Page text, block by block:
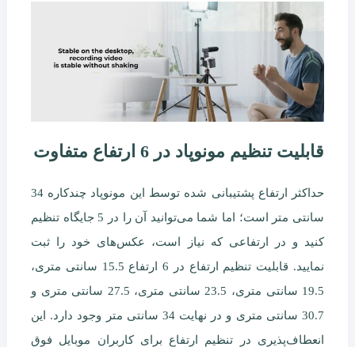
قابلیت تنظیم مونوپاد در 6 ارتفاع متفاوت
حداکثر ارتفاع پشتیبانی شده توسط این مونوپاد چندکاره 34
سانتی متر است؛ اما شما می‌توانید آن را در 5 جایگاه تنظیم
کنید و در ارتفاعی که نیاز است، عکس‌های خود را ثبت
نمایید. قابلیت تنظیم ارتفاع در 6 ارتفاع 15.5 سانتی متری،
19.5 سانتی متری، 23.5 سانتی متری، 27.5 سانتی متری و
30.7 سانتی متری و در نهایت 34 سانتی متر وجود دارد. این
انعطاف‌پذیری در تنظیم ارتفاع برای کاربران موبایل فوق